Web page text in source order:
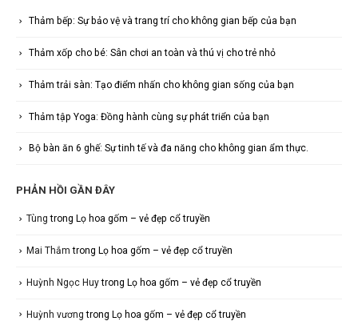
Thảm bếp: Sự bảo vệ và trang trí cho không gian bếp của bạn
Thảm xốp cho bé: Sân chơi an toàn và thú vị cho trẻ nhỏ
Thảm trải sàn: Tạo điểm nhấn cho không gian sống của bạn
Thảm tập Yoga: Đồng hành cùng sự phát triển của bạn
Bộ bàn ăn 6 ghế: Sự tinh tế và đa năng cho không gian ẩm thực.
PHẢN HỒI GẦN ĐÂY
Tùng trong Lọ hoa gốm – vẻ đẹp cổ truyền
Mai Thắm trong Lọ hoa gốm – vẻ đẹp cổ truyền
Huỳnh Ngọc Huytrong Lọ hoa gốm – vẻ đẹp cổ truyền
Huỳnh vương trong Lọ hoa gốm – vẻ đẹp cổ truyền